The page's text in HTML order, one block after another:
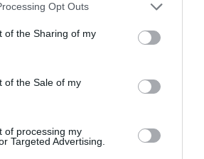
Opt Outs
of the Sharing of my
of the Sale of my
of processing my
Targeted Advertising.
en sensibilizar e informar a la
de la salud digestiva,
relacionados con la
digestivas.
como fuente preferida
forma gratuita
con las últimas noticias de actualidad.